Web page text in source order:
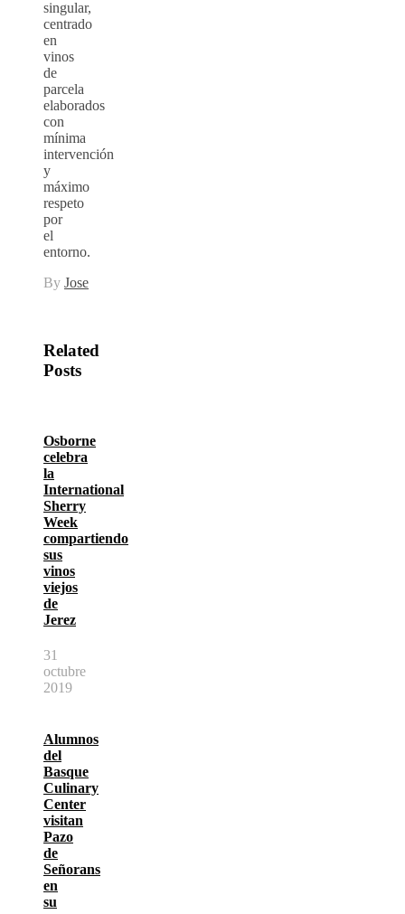
singular,
centrado
en
vinos
de
parcela
elaborados
con
mínima
intervención
y
máximo
respeto
por
el
entorno.
By Jose
Related
Posts
Osborne
celebra
la
International
Sherry
Week
compartiendo
sus
vinos
viejos
de
Jerez
31
octubre
2019
Alumnos
del
Basque
Culinary
Center
visitan
Pazo
de
Señorans
en
su